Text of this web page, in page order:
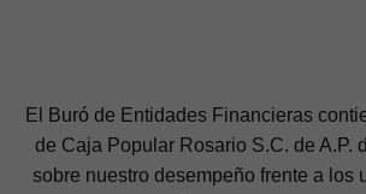
El Buró de Entidades Financieras
de Caja Popular Rosario S.C. de A.P.
sobre nuestro desempeño frente a los